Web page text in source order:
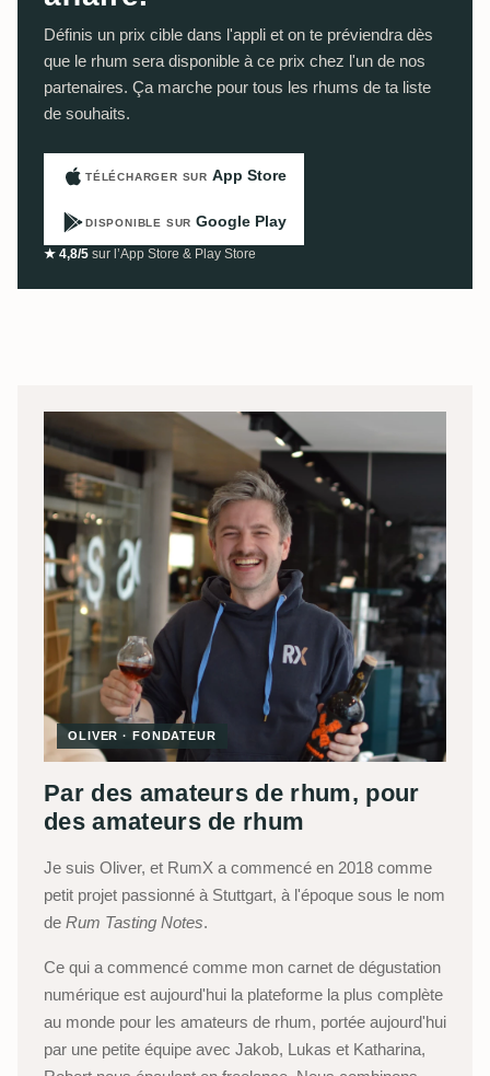
Définis un prix cible dans l'appli et on te préviendra dès
que le rhum sera disponible à ce prix chez l'un de nos
partenaires. Ça marche pour tous les rhums de ta liste
de souhaits.
TÉLÉCHARGER SUR App Store
DISPONIBLE SUR Google Play
★ 4,8/5 sur l’App Store & Play Store
OLIVER · FONDATEUR
Par des amateurs de rhum, pour
des amateurs de rhum
Je suis Oliver, et RumX a commencé en 2018 comme
petit projet passionné à Stuttgart, à l'époque sous le nom
de Rum Tasting Notes.
Ce qui a commencé comme mon carnet de dégustation
numérique est aujourd'hui la plateforme la plus complète
au monde pour les amateurs de rhum, portée aujourd'hui
par une petite équipe avec Jakob, Lukas et Katharina,